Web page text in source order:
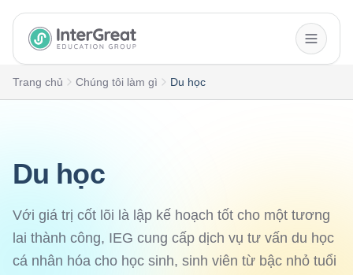
InterGreat Education Group home
Trang chủ Chúng tôi làm gì Du học
Du học
Với giá trị cốt lõi là lập kế hoạch tốt cho một tương
lai thành công, IEG cung cấp dịch vụ tư vấn du học
cá nhân hóa cho học sinh, sinh viên từ bậc nhỏ tuổi